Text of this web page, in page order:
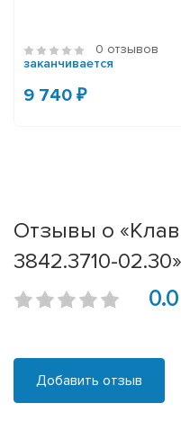
0 отзывов
заканчивается
9 740 ₽
Отзывы о
3842.3710-02.30»
0.0
Добавить отзыв